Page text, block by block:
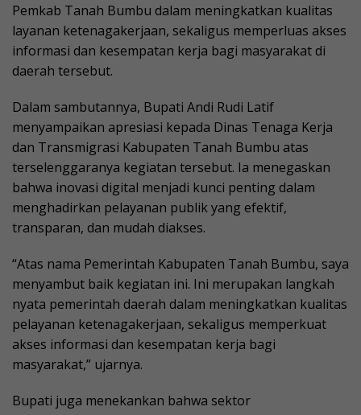
Pemkab Tanah Bumbu dalam meningkatkan kualitas
layanan ketenagakerjaan, sekaligus memperluas akses
informasi dan kesempatan kerja bagi masyarakat di
daerah tersebut.
Dalam sambutannya, Bupati Andi Rudi Latif
menyampaikan apresiasi kepada Dinas Tenaga Kerja
dan Transmigrasi Kabupaten Tanah Bumbu atas
terselenggaranya kegiatan tersebut. Ia menegaskan
bahwa inovasi digital menjadi kunci penting dalam
menghadirkan pelayanan publik yang efektif,
transparan, dan mudah diakses.
“Atas nama Pemerintah Kabupaten Tanah Bumbu, saya
menyambut baik kegiatan ini. Ini merupakan langkah
nyata pemerintah daerah dalam meningkatkan kualitas
pelayanan ketenagakerjaan, sekaligus memperkuat
akses informasi dan kesempatan kerja bagi
masyarakat,” ujarnya.
Bupati juga menekankan bahwa sektor